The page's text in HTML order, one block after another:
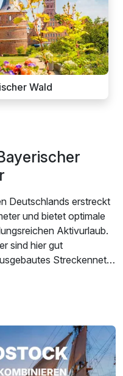
Wald
Deutschlands erstreckt
und bietet optimale
Aktivurlaub.
sind hier gut
Streckennetz
gemütliche
Bayerischen Waldes.